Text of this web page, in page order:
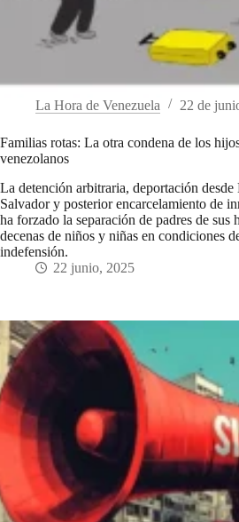
La Hora de Venezuela 22 de
Familias rotas: La otra condena de los
venezolanos
La detención arbitraria, deportación desde
Salvador y posterior encarcelamiento de
ha forzado la separación de padres de sus
decenas de niños y niñas en condiciones
indefensión.
22 junio, 2025